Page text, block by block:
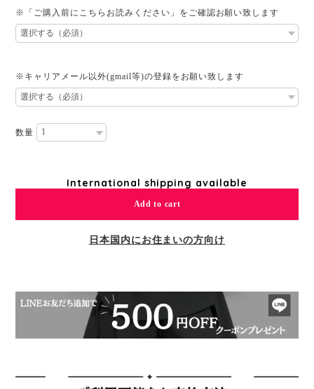
※「ご購入前にこちらお読みください」をご確認お願い致します
※キャリアメール以外(gmail等)の登録をお願い致します
数量
International shipping available
Add to cart
日本国内にお住まいの方向け